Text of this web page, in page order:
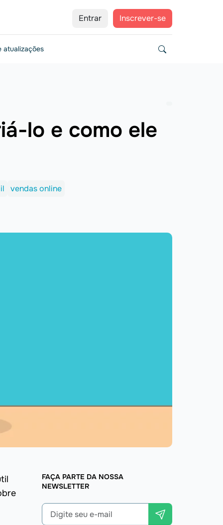
Entrar Inscrever-se
atualizações
lo e como ele
vendas online
FAÇA PARTE DA NOSSA
NEWSLETTER